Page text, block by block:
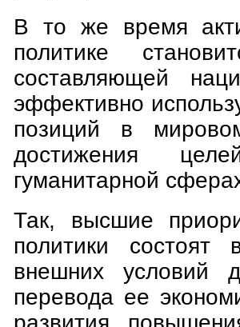
В то же время
политике
составляющей
эффективно
позиций в
достижения
гуманитарной
Так, высшие
политики состоят
внешних условий
перевода ее